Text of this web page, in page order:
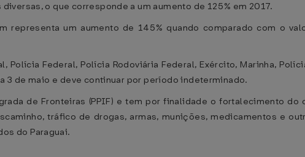
o que corresponde a um aumento de 125% em 2017.
representa um aumento de 145% quando comparado com o
Federal, Polícia Rodoviária Federal, Exército, Marinha,
3 de maio e deve continuar por período indeterminado.
de Fronteiras (PPIF) e tem por finalidade o fortalecimento do
tráfico de drogas, armas, munições, medicamentos e
do Paraguai.